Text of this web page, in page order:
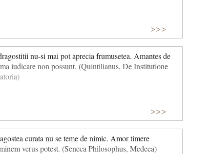
>>>
nu-si mai pot aprecia frumusetea. Amantes de
iudicare non possunt. (Quintilianus, De Institutione
>>>
curata nu se teme de nimic. Amor timere
verus potest. (Seneca Philosophus, Medeea)